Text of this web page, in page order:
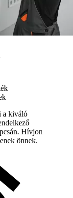
a kiváló
Hívjon
önnek.